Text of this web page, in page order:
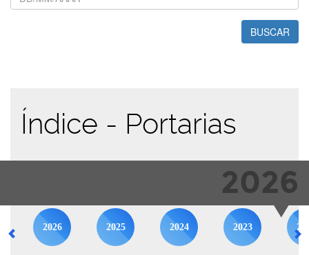
BUSCAR
Índice - Portarias
2026
2026 2025 2024 2023